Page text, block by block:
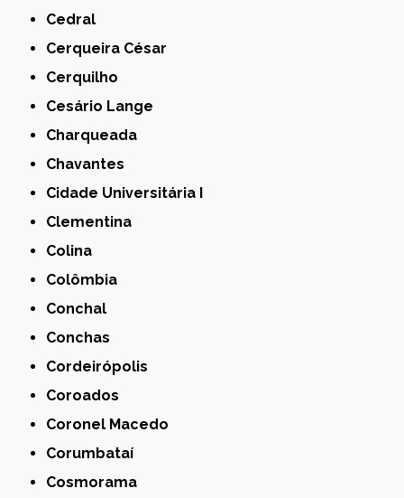
Cedral
Cerqueira César
Cerquilho
Cesário Lange
Charqueada
Chavantes
Cidade Universitária I
Clementina
Colina
Colômbia
Conchal
Conchas
Cordeirópolis
Coroados
Coronel Macedo
Corumbataí
Cosmorama